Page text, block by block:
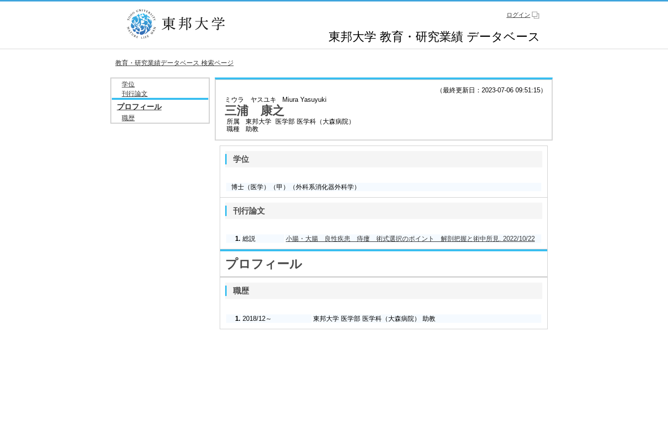
ログイン
東邦大学 教育・研究業績 データベース
教育・研究業績データベース 検索ページ
学位
刊行論文
プロフィール
職歴
（最終更新日：2023-07-06 09:51:15）
ミウラ ヤスユキ
Miura Yasuyuki
三浦 康之
所属
東邦大学 医学部 医学科（大森病院）
職種
助教
学位
博士（医学）（甲）（外科系消化器外科学）
刊行論文
1. 総説 小腸・大腸 良性疾患 痔瘻 術式選択のポイント 解剖把握と術中所見. 2022/10/22
プロフィール
職歴
1. 2018/12～ 東邦大学 医学部 医学科（大森病院） 助教